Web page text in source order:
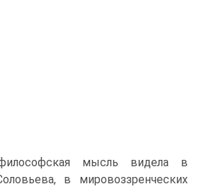
философская мысль видела в
в мировоззренческих